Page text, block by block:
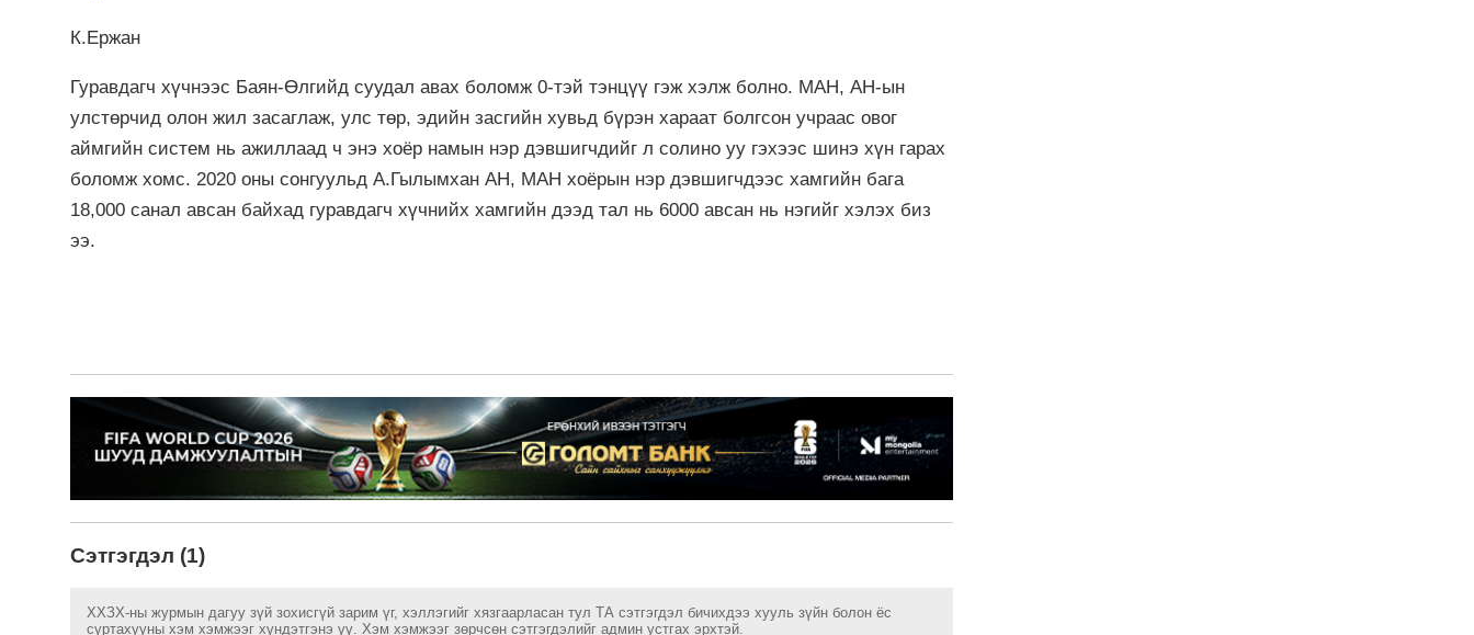
К.Ержан
Гуравдагч хүчнээс Баян-Өлгийд суудал авах боломж 0-тэй тэнцүү гэж хэлж болно. МАН, АН-ын
улстөрчид олон жил засаглаж, улс төр, эдийн засгийн хувьд бүрэн хараат болгсон учраас овог
аймгийн систем нь ажиллаад ч энэ хоёр намын нэр дэвшигчдийг л солино уу гэхээс шинэ хүн гарах
боломж хомс. 2020 оны сонгуульд А.Гылымхан АН, МАН хоёрын нэр дэвшигчдээс хамгийн бага
18,000 санал авсан байхад гуравдагч хүчнийх хамгийн дээд тал нь 6000 авсан нь нэгийг хэлэх биз
ээ.
Сэтгэгдэл (1)
ХХЗХ-ны журмын дагуу зүй зохисгүй зарим үг, хэллэгийг хязгаарласан тул ТА сэтгэгдэл бичихдээ хууль зүйн болон ёс
суртахууны хэм хэмжээг хүндэтгэнэ үү. Хэм хэмжээг зөрчсөн сэтгэгдэлийг админ устгах эрхтэй.